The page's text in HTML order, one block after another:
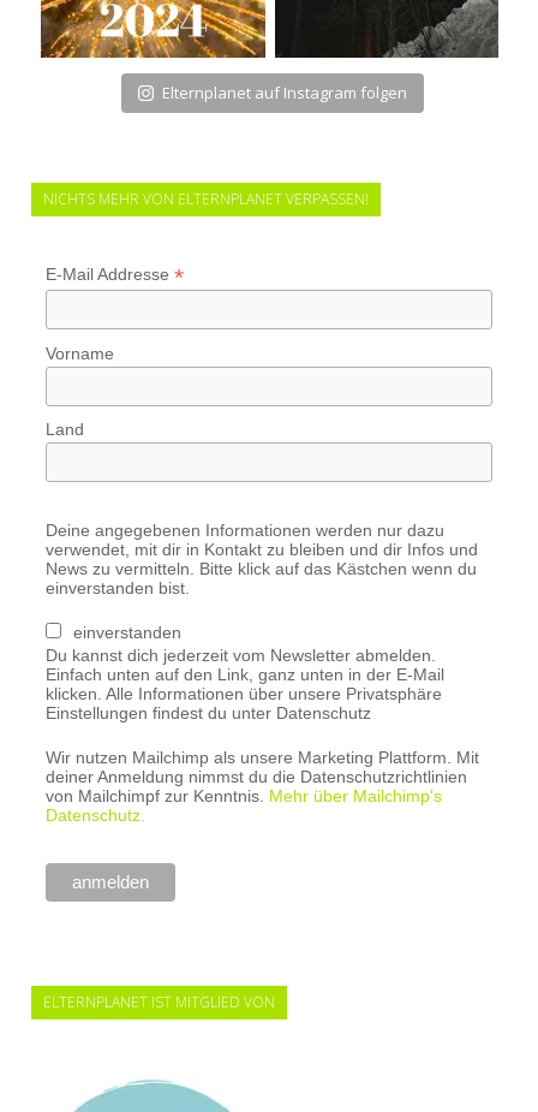
Elternplanet auf Instagram folgen
NICHTS MEHR VON ELTERNPLANET VERPASSEN!
E-Mail Addresse *
Vorname
Land
Deine angegebenen Informationen werden nur dazu
verwendet, mit dir in Kontakt zu bleiben und dir Infos und
News zu vermitteln. Bitte klick auf das Kästchen wenn du
einverstanden bist.
einverstanden
Du kannst dich jederzeit vom Newsletter abmelden.
Einfach unten auf den Link, ganz unten in der E-Mail
klicken. Alle Informationen über unsere Privatsphäre
Einstellungen findest du unter Datenschutz
Wir nutzen Mailchimp als unsere Marketing Plattform. Mit
deiner Anmeldung nimmst du die Datenschutzrichtlinien
von Mailchimpf zur Kenntnis. Mehr über Mailchimp's
Datenschutz.
ELTERNPLANET IST MITGLIED VON